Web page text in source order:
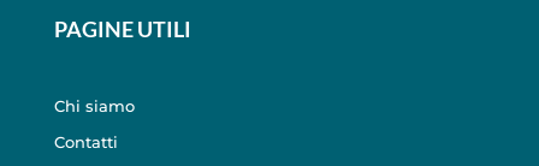
PAGINE UTILI
Chi siamo
Contatti